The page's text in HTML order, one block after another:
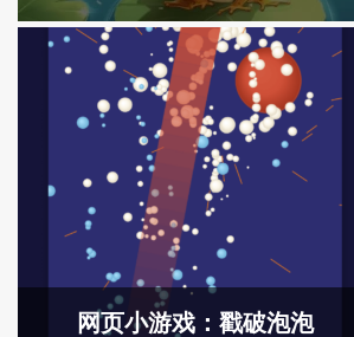
网页小游戏：戳破泡泡